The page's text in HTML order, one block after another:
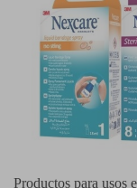
Productos para usos